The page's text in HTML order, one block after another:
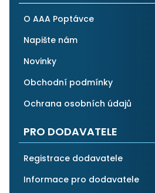
O AAA Poptávce
Napište nám
Novinky
Obchodní podmínky
Ochrana osobních údajů
PRO DODAVATELE
Registrace dodavatele
Informace pro dodavatele